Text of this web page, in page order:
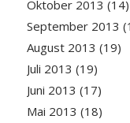
Oktober 2013 (14)
September 2013
August 2013 (19)
Juli 2013 (19)
Juni 2013 (17)
Mai 2013 (18)